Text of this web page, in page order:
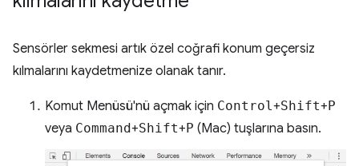
Sensörler sekmesi artık özel coğrafi konum geçersiz
kılmalarını kaydetmenize olanak tanır.
Komut Menüsü'nü açmak için Control +Shift+P
veya Command+Shift+P (Mac) tuşlarına basın.